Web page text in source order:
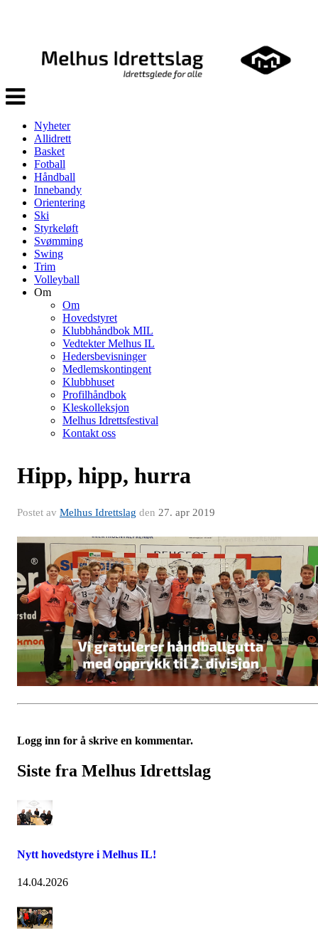
Veksle
navigasjon
Nyheter
Allidrett
Basket
Fotball
Håndball
Innebandy
Orientering
Ski
Styrkeløft
Svømming
Swing
Trim
Volleyball
Om
Om
Hovedstyret
Klubbhåndbok MIL
Vedtekter Melhus IL
Hedersbevisninger
Medlemskontingent
Klubbhuset
Profilhåndbok
Kleskolleksjon
Melhus Idrettsfestival
Kontakt oss
Hipp, hipp, hurra
Postet av Melhus Idrettslag den 27. apr 2019
Logg inn for å skrive en kommentar.
Siste fra Melhus Idrettslag
Nytt hovedstyre i Melhus IL!
14.04.2026